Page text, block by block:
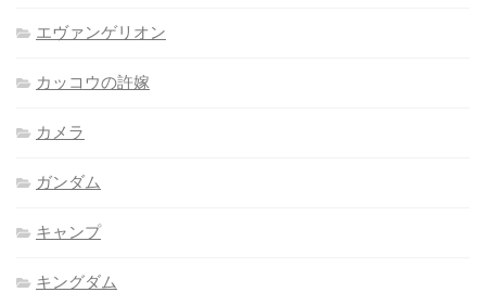
エヴァンゲリオン
カッコウの許嫁
カメラ
ガンダム
キャンプ
キングダム